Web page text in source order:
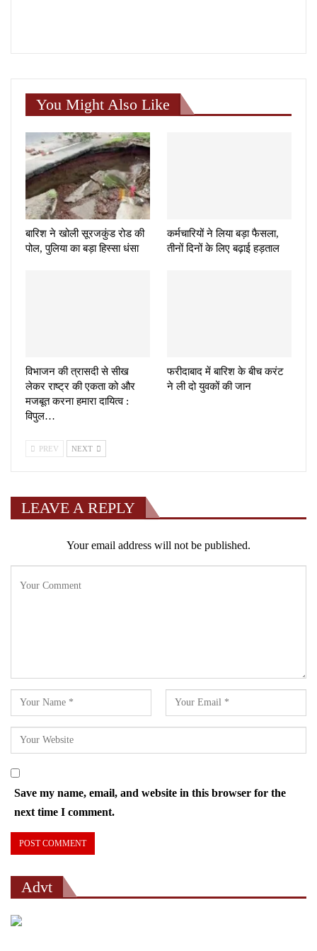
You Might Also Like
बारिश ने खोली सूरजकुंड रोड की
पोल, पुलिया का बड़ा हिस्सा धंसा
कर्मचारियों ने लिया बड़ा फैसला,
तीनों दिनों के लिए बढ़ाई हड़ताल
विभाजन की त्रासदी से सीख
लेकर राष्ट्र की एकता को और
मजबूत करना हमारा दायित्व :
विपुल…
फरीदाबाद में बारिश के बीच करंट
ने ली दो युवकों की जान
PREV NEXT
LEAVE A REPLY
Your email address will not be published.
Save my name, email, and website in this browser for the
next time I comment.
Advt